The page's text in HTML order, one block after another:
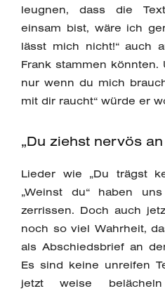
leugnen, dass die
einsam bist, wäre ich
lässt mich nicht!“ auch
Frank stammen könnten.
nur wenn du mich
mit dir raucht“ würde er
„Du ziehst nervös
Lieder wie „Du trägst
„Weinst du“ haben
zerrissen. Doch auch
noch so viel Wahrheit,
als Abschiedsbrief an
Es sind keine unreifen
jetzt weise